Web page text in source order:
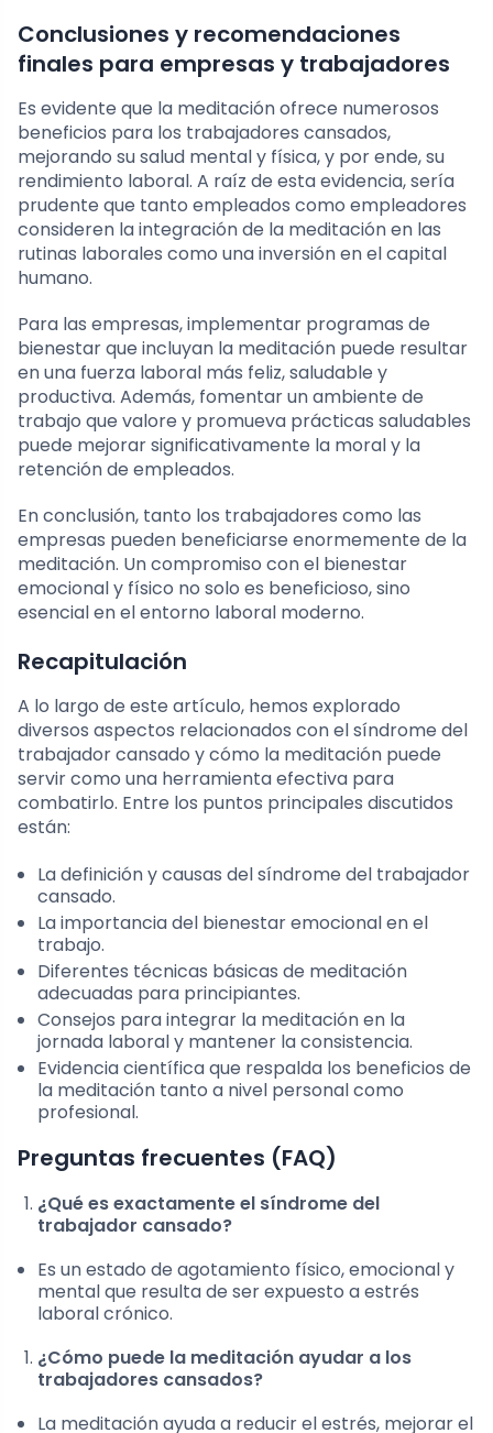
Conclusiones y recomendaciones
finales para empresas y trabajadores
Es evidente que la meditación ofrece numerosos
beneficios para los trabajadores cansados,
mejorando su salud mental y física, y por ende, su
rendimiento laboral. A raíz de esta evidencia, sería
prudente que tanto empleados como empleadores
consideren la integración de la meditación en las
rutinas laborales como una inversión en el capital
humano.
Para las empresas, implementar programas de
bienestar que incluyan la meditación puede resultar
en una fuerza laboral más feliz, saludable y
productiva. Además, fomentar un ambiente de
trabajo que valore y promueva prácticas saludables
puede mejorar significativamente la moral y la
retención de empleados.
En conclusión, tanto los trabajadores como las
empresas pueden beneficiarse enormemente de la
meditación. Un compromiso con el bienestar
emocional y físico no solo es beneficioso, sino
esencial en el entorno laboral moderno.
Recapitulación
A lo largo de este artículo, hemos explorado
diversos aspectos relacionados con el síndrome del
trabajador cansado y cómo la meditación puede
servir como una herramienta efectiva para
combatirlo. Entre los puntos principales discutidos
están:
La definición y causas del síndrome del trabajador
cansado.
La importancia del bienestar emocional en el
trabajo.
Diferentes técnicas básicas de meditación
adecuadas para principiantes.
Consejos para integrar la meditación en la
jornada laboral y mantener la consistencia.
Evidencia científica que respalda los beneficios de
la meditación tanto a nivel personal como
profesional.
Preguntas frecuentes (FAQ)
¿Qué es exactamente el síndrome del
trabajador cansado?
Es un estado de agotamiento físico, emocional y
mental que resulta de ser expuesto a estrés
laboral crónico.
¿Cómo puede la meditación ayudar a los
trabajadores cansados?
La meditación ayuda a reducir el estrés, mejorar el